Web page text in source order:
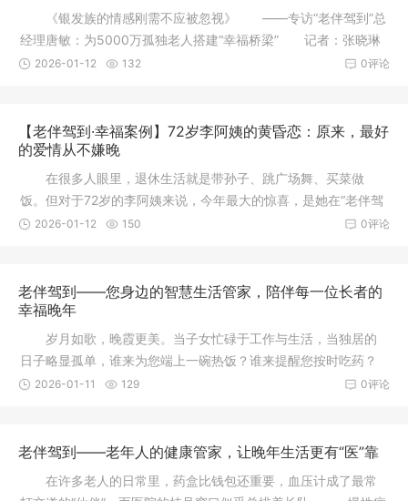
《银发族的情感刚需不应被忽视》 ——专访“老伴驾到”总
经理唐敏：为5000万孤独老人搭建“幸福桥梁” 记者：张晓琳
|
0评论
2026-01-12 132
【老伴驾到·幸福案例】72岁李阿姨的黄昏恋：原来，最好
的爱情从不嫌晚
在很多人眼里，退休生活就是带孙子、跳广场舞、买菜做
饭。但对于72岁的李阿姨来说，今年最大的惊喜，是她在“老伴驾
到”平台
0评论
2026-01-12 150
老伴驾到——您身边的智慧生活管家，陪伴每一位长者的
幸福晚年
岁月如歌，晚霞更美。当子女忙碌于工作与生活，当独居的
日子略显孤单，谁来为您端上一碗热饭？谁来提醒您按时吃药？
谁在风雨
0评论
2026-01-11 129
老伴驾到——老年人的健康管家，让晚年生活更有“医”靠
在许多老人的日常里，药盒比钱包还重要，血压计成了最常